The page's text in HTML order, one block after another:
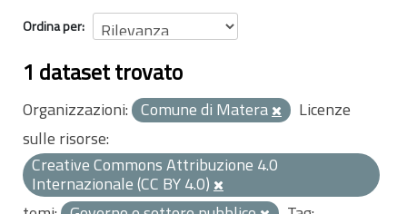
Ordina per
1 dataset trovato
Organizzazioni: Comune di Matera
Licenze
sulle risorse:
Creative Commons Attribuzione 4.0
Internazionale (CC BY 4.0)